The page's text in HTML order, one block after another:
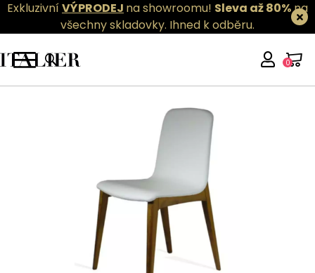
ExkluzivníVÝPRODEJ na showroomu! Sleva až 80%na
všechny skladovky. Ihned k odběru.
0